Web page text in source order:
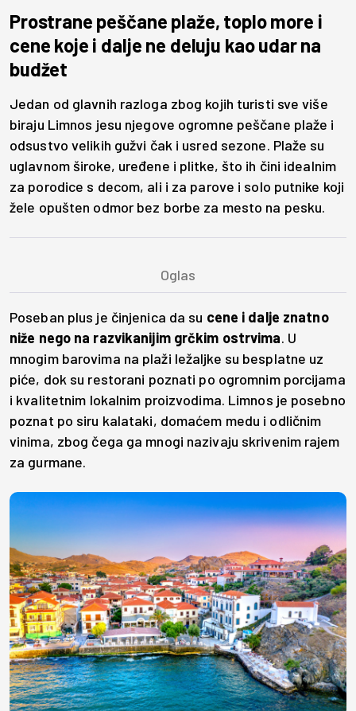
Prostrane peščane plaže, toplo more i
cene koje i dalje ne deluju kao udar na
budžet
Jedan od glavnih razloga zbog kojih turisti sve više
biraju Limnos jesu njegove ogromne peščane plaže i
odsustvo velikih gužvi čak i usred sezone. Plaže su
uglavnom široke, uređene i plitke, što ih čini idealnim
za porodice s decom, ali i za parove i solo putnike koji
žele opušten odmor bez borbe za mesto na pesku.
Poseban plus je činjenica da su cene i dalje znatno
niže nego na razvikanijim grčkim ostrvima. U
mnogim barovima na plaži ležaljke su besplatne uz
piće, dok su restorani poznati po ogromnim porcijama
i kvalitetnim lokalnim proizvodima. Limnos je posebno
poznat po siru kalataki, domaćem medu i odličnim
vinima, zbog čega ga mnogi nazivaju skrivenim rajem
za gurmane.